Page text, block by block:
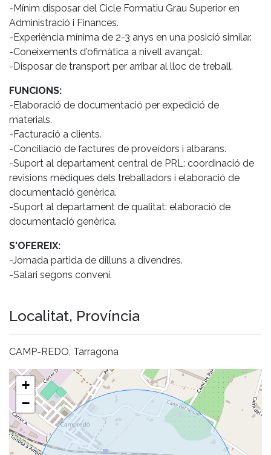
-Mínim disposar del Cicle Formatiu Grau Superior en
Administració i Finances.
-Experiència mínima de 2-3 anys en una posició similar.
-Coneixements d'ofimàtica a nivell avançat.
-Disposar de transport per arribar al lloc de treball.
FUNCIONS:
-Elaboració de documentació per expedició de
materials.
-Facturació a clients.
-Conciliació de factures de proveïdors i albarans.
-Suport al departament central de PRL: coordinació de
revisions mèdiques dels treballadors i elaboració de
documentació genèrica.
-Suport al departament de qualitat: elaboració de
documentació genèrica.
S'OFEREIX:
-Jornada partida de dilluns a divendres.
-Salari segons conveni.
Localitat, Província
CAMP-REDO, Tarragona
+
−